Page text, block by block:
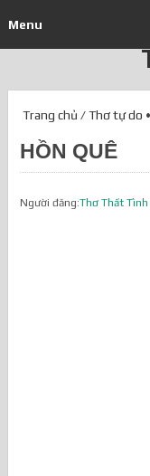
Menu
Trang chủ /Thơ tự do
HỒN QUÊ
Người đăng:Thơ Thất Tình